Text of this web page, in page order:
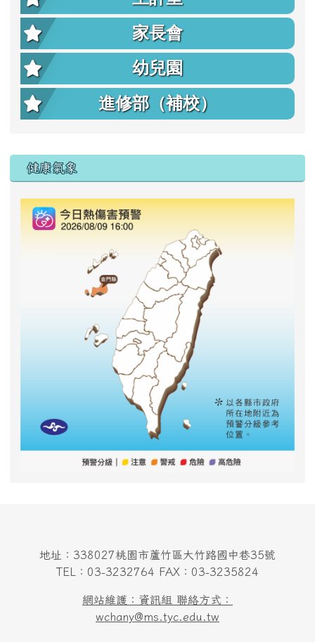
家長會
幼兒園
進修部（補校）
右邊區域內容
健康氣象
地址：338027桃園市蘆竹區大竹路國中巷35號
TEL：03-3232764 FAX：03-3235824
網站維護：資訊組 聯絡方式：
wchany@ms.tyc.edu.tw